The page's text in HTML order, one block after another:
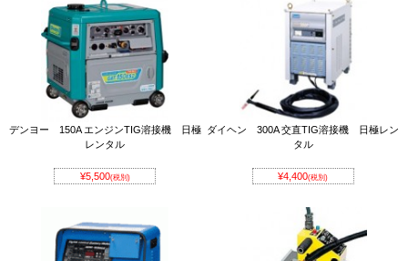
デンヨー 150A エンジンTIG溶接機 日極
レンタル
¥5,500(税別)
ダイヘン 300A 交直TIG溶接機 日極レン
タル
¥4,400(税別)